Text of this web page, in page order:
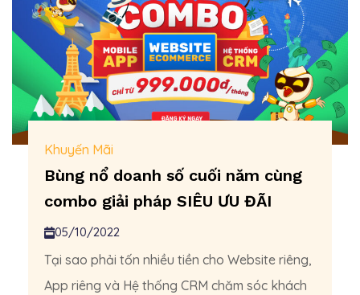
Khuyến Mãi
Bùng nổ doanh số cuối năm cùng
combo giải pháp SIÊU ƯU ĐÃI
05/10/2022
Tại sao phải tốn nhiều tiền cho Website riêng,
App riêng và Hệ thống CRM chăm sóc khách